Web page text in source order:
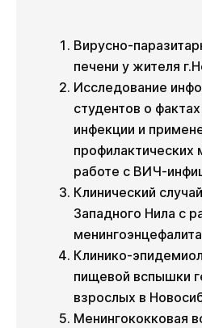
Вирусно-
печени у жителя
Исследование
студентов о
инфекции и
профилактических
работе с ВИЧ-
Клинический
Западного Нила с
Клинико-
пищевой вспышки
взрослых в
Менингококковая